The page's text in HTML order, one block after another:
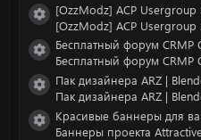
Иконка ресурса
[OzzModz] ACP Usergroup
[OzzModz] ACP Usergroup
Иконка ресурса
Бесплатный форум CRMP
Бесплатный форум CRMP
Иконка ресурса
Пак дизайнера ARZ |
Пак дизайнера ARZ |
Иконка ресурса
Красивые баннеры для
Баннеры проекта